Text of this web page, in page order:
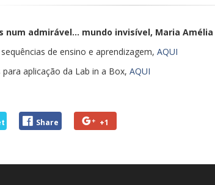
num admirável... mundo invisível, Maria Amélia
de ensino e aprendizagem, AQUI
para aplicação da Lab in a Box, AQUI
Share +1